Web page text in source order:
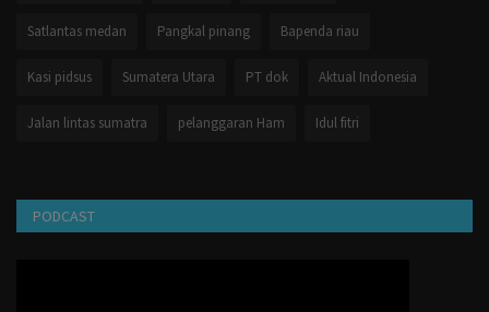
Satlantas medan Pangkal pinang Bapenda riau
Kasi pidsus Sumatera Utara PT dok Aktual Indonesia
Jalan lintas sumatra pelanggaran Ham Idul fitri
PODCAST